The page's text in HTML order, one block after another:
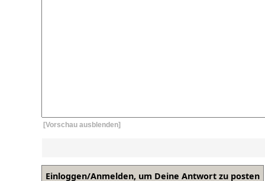
[Vorschau ausblenden]